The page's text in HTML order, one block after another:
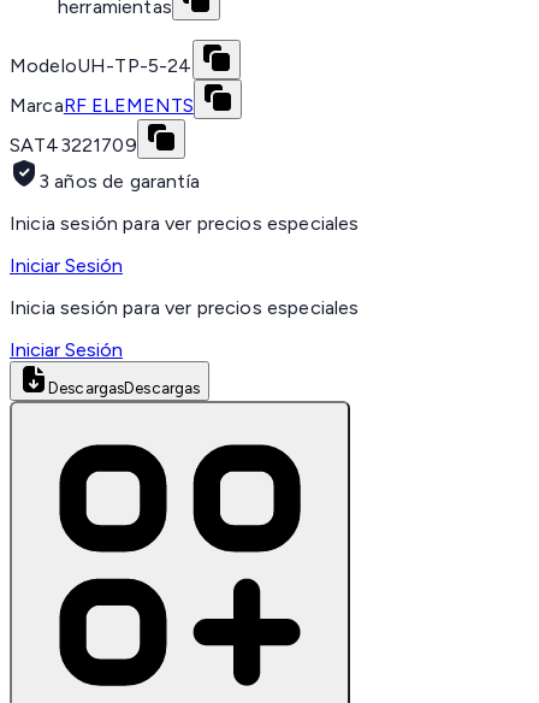
herramientas
ModeloUH-TP-5-24
MarcaRF ELEMENTS
SAT43221709
3 años de garantía
Inicia sesión para ver precios especiales
Iniciar Sesión
Inicia sesión para ver precios especiales
Iniciar Sesión
DescargasDescargas